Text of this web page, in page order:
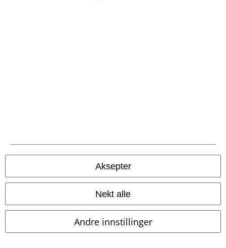
Aksepter
Nekt alle
Andre innstillinger